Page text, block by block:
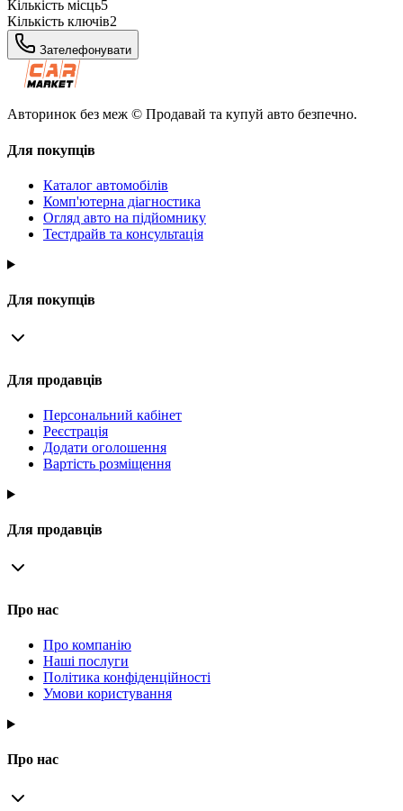
Кількість місць5
Кількість ключів2
Зателефонувати
Авторинок без меж © Продавай та купуй авто безпечно.
Для покупців
Каталог автомобілів
Комп'ютерна діагностика
Огляд авто на підйомнику
Тестдрайв та консультація
Для покупців
Для продавців
Персональний кабінет
Реєстрація
Додати оголошення
Вартість розміщення
Для продавців
Про нас
Про компанію
Наші послуги
Політика конфіденційності
Умови користування
Про нас